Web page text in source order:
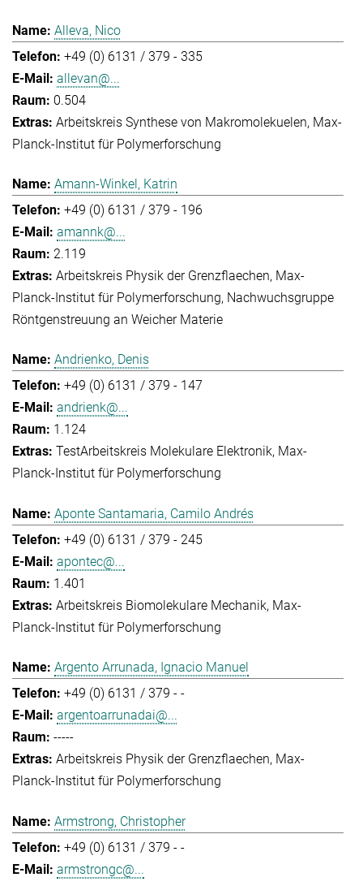
Alleva, Nico
+49 (0) 6131 / 379 - 335
allevan@...
0.504
Arbeitskreis Synthese von Makromolekuelen Max-
Planck-Institut für Polymerforschung
Amann-Winkel, Katrin
+49 (0) 6131 / 379 - 196
amannk@...
2.119
Arbeitskreis Physik der Grenzflaechen Max-
Planck-Institut für Polymerforschung Nachwuchsgruppe
Röntgenstreuung an Weicher Materie
Andrienko, Denis
+49 (0) 6131 / 379 - 147
andrienk@...
1.124
TestArbeitskreis Molekulare Elektronik Max-
Planck-Institut für Polymerforschung
Aponte Santamaria, Camilo Andrés
+49 (0) 6131 / 379 - 245
apontec@...
1.401
Arbeitskreis Biomolekulare Mechanik Max-
Planck-Institut für Polymerforschung
Argento Arrunada, Ignacio Manuel
+49 (0) 6131 / 379 - -
argentoarrunadai@...
-----
Arbeitskreis Physik der Grenzflaechen Max-
Planck-Institut für Polymerforschung
Armstrong, Christopher
+49 (0) 6131 / 379 - -
armstrongc@...